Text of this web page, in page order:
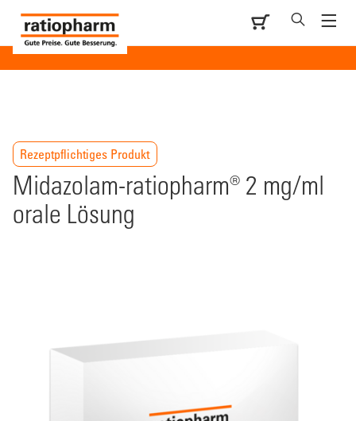
Rezeptpflichtiges Produkt
Midazolam-ratiopharm® 2 mg/ml
orale Lösung